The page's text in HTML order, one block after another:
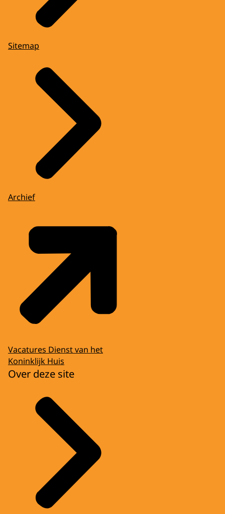
Sitemap
Archief
Vacatures Dienst van het
Koninklijk Huis
Over deze site